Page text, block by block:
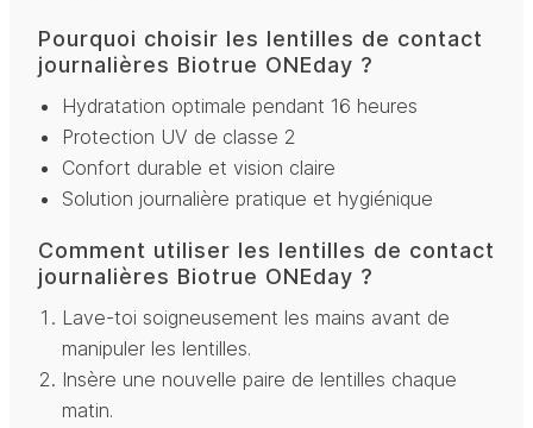
Pourquoi choisir les lentilles de contact
journalières Biotrue ONEday ?
Hydratation optimale pendant 16 heures
Protection UV de classe 2
Confort durable et vision claire
Solution journalière pratique et hygiénique
Comment utiliser les lentilles de contact
journalières Biotrue ONEday ?
Lave-toi soigneusement les mains avant de
manipuler les lentilles.
Insère une nouvelle paire de lentilles chaque
matin.